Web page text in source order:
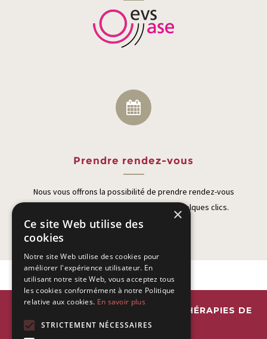
Prendre rendez-vous
Nous vous offrons la possibilité de prendre rendez-vous
directement sur notre site internet en quelques clics.
ESPACE INTERDISCIPLINAIRE DE THÉRAPIES DE
LA RIVIERA
×
Ce site Web utilise des
cookies
Notre site Web utilise des cookies pour
améliorer l'expérience utilisateur. En
utilisant notre site Web, vous acceptez tous
les cookies conformément à notre Politique
relative aux cookies. En savoir plus
STRICTEMENT NÉCESSAIRES